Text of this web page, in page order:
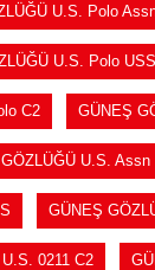
U.S. Polo
U.S. Polo
C2 GÜNEŞ
U.S. Assn
GÜNEŞ
0211 C2